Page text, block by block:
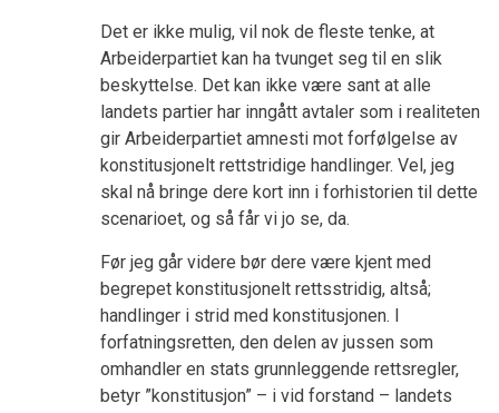
Det er ikke mulig, vil nok de fleste tenke, at
Arbeiderpartiet kan ha tvunget seg til en slik
beskyttelse. Det kan ikke være sant at alle
landets partier har inngått avtaler som i realiteten
gir Arbeiderpartiet amnesti mot forfølgelse av
konstitusjonelt rettstridige handlinger. Vel, jeg
skal nå bringe dere kort inn i forhistorien til dette
scenarioet, og så får vi jo se, da.
Før jeg går videre bør dere være kjent med
begrepet konstitusjonelt rettsstridig, altså;
handlinger i strid med konstitusjonen. I
forfatningsretten, den delen av jussen som
omhandler en stats grunnleggende rettsregler,
betyr ”konstitusjon” – i vid forstand – landets